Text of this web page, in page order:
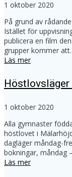
1 oktober 2020
På grund av
Istället för
publicera en film
grupper kommer
Läs mer
Höstlovsläger
1 oktober 2020
Alla gymnaster
höstlovet i
dagläger måndag-
bokningar, måndag
Läs mer